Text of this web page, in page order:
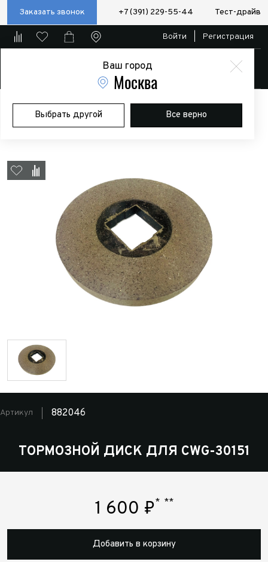
Заказать звонок +7 (391) 229-55-44 Тест-драйв
Ваш город
Москва
Выбрать другой Все верно
Войти Регистрация
Главная Магазин Дополнительное оборудование
Лебедки
Тормозной диск для CWG-30151
Артикул 882046
ТОРМОЗНОЙ ДИСК ДЛЯ CWG-30151
1 600 ₽* **
Добавить в корзину